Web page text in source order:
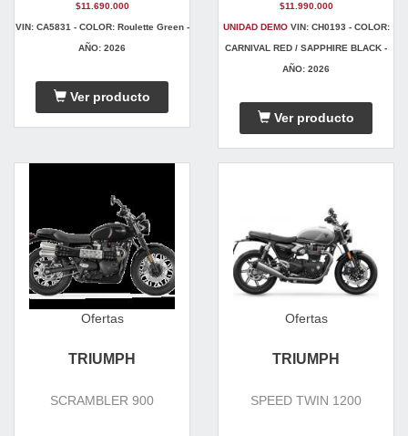
$11.690.000
VIN: CA5831 - COLOR: Roulette Green -
AÑO: 2026
Ver producto
$11.990.000
UNIDAD DEMOVIN: CH0193 - COLOR:
CARNIVAL RED / SAPPHIRE BLACK -
AÑO: 2026
Ver producto
Ofertas
TRIUMPH
SCRAMBLER 900
Ofertas
TRIUMPH
SPEED TWIN 1200